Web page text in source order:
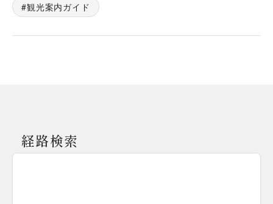
観光案内ガイド
経路検索